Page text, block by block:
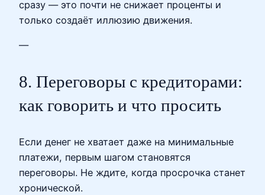
сразу — это почти не снижает проценты и
только создаёт иллюзию движения.
—
8. Переговоры с кредиторами:
как говорить и что просить
Если денег не хватает даже на минимальные
платежи, первым шагом становятся
переговоры. Не ждите, когда просрочка станет
хронической.